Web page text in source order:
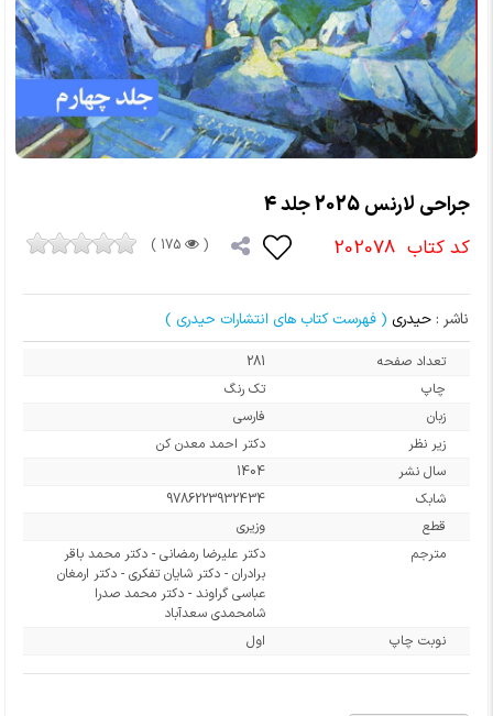
جراحی لارنس 2025 جلد 4
کد کتاب 202078
(
175 )
ناشر : حیدری ( فهرست کتاب های انتشارات حیدری )
تعداد صفحه
281
چاپ
تک رنگ
زبان
فارسی
زیر نظر
دکتر احمد معدن کن
سال نشر
1404
شابک
9786223932434
قطع
وزیری
مترجم
دکتر علیرضا رمضانی - دکتر محمد باقر
برادران - دکتر شایان تفکری - دکتر ارمغان
عباسی گراوند - دکتر محمد صدرا
شامحمدی سعدآباد
نوبت چاپ
اول